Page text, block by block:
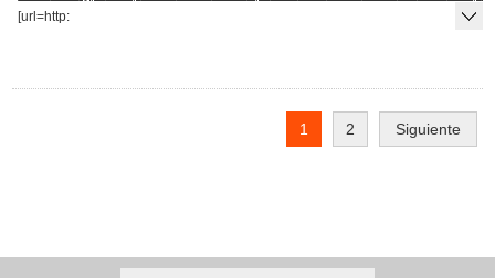
[url=http:
1 2 Siguiente